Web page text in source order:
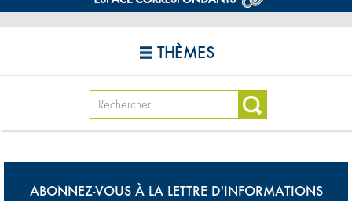
THÈMES
ABONNEZ-VOUS À LA LETTRE D'INFORMATIONS